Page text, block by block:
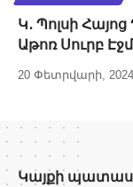
Կ․ Պոլսի
Աթոռ Սուրբ
20 Փետրվարի, 2024
Կայքի